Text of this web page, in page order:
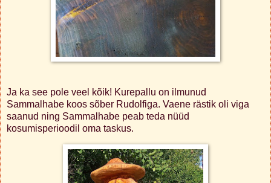
Ja ka see pole veel kõik! Kurepallu on ilmunud
Sammalhabe koos sõber Rudolfiga. Vaene rästik oli viga
saanud ning Sammalhabe peab teda nüüd
kosumisperioodil oma taskus.